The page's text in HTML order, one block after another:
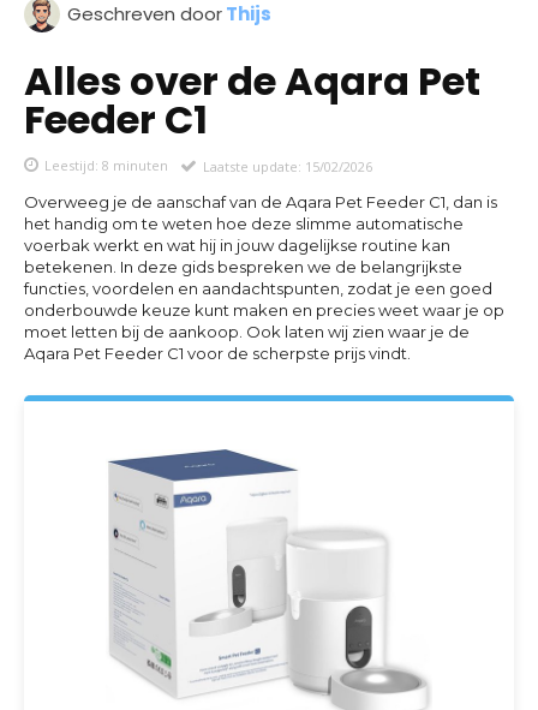
Geschreven doorThijs
Alles over de Aqara Pet
Feeder C1
Leestijd: 8 minuten Laatste update: 15/02/2026
Overweeg je de aanschaf van de Aqara Pet Feeder C1, dan is
het handig om te weten hoe deze slimme automatische
voerbak werkt en wat hij in jouw dagelijkse routine kan
betekenen. In deze gids bespreken we de belangrijkste
functies, voordelen en aandachtspunten, zodat je een goed
onderbouwde keuze kunt maken en precies weet waar je op
moet letten bij de aankoop. Ook laten wij zien waar je de
Aqara Pet Feeder C1 voor de scherpste prijs vindt.